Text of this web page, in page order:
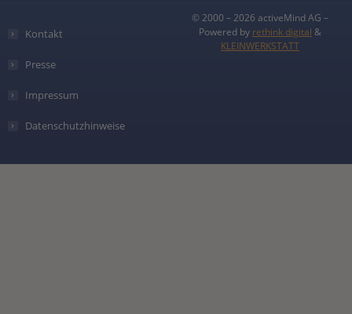
Kontakt
Presse
Impressum
Datenschutzhinweise
© 2000 – 2026 activeMind AG –
Powered by rethink digital &
KLEINWERKSTATT